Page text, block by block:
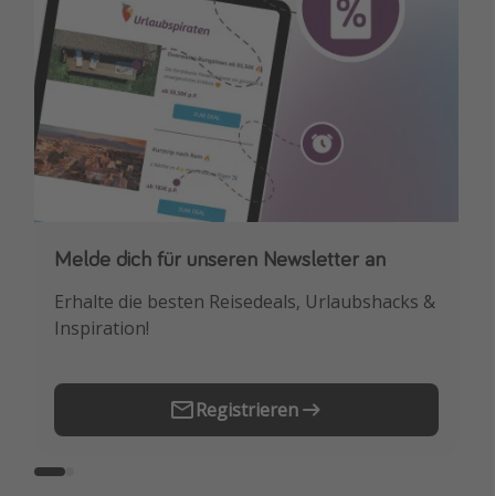
Melde dich für unseren Newsletter an
Erhalte die besten Reisedeals, Urlaubshacks &
Inspiration!
Registrieren
Downloade unsere App
Buche die besten Reiseschnäppchen als
Erstes.